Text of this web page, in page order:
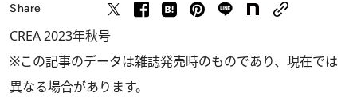
Share
CREA 2023年秋号
※この記事のデータは雑誌発売時のものであり、現在では
異なる場合があります。